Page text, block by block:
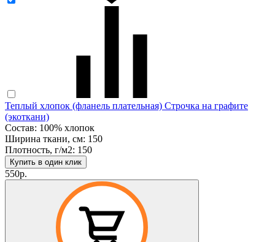
Теплый хлопок (фланель плательная) Строчка на графите
(экоткани)
Состав: 100% хлопок
Ширина ткани, см: 150
Плотность, г/м2: 150
Купить в один клик
550р.